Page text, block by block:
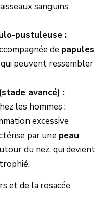
sanguins
pustuleuse :
de papules
peuvent ressembler
avancé) :
les hommes ;
excessive
par une peau
du nez, qui devient
et de la rosacée